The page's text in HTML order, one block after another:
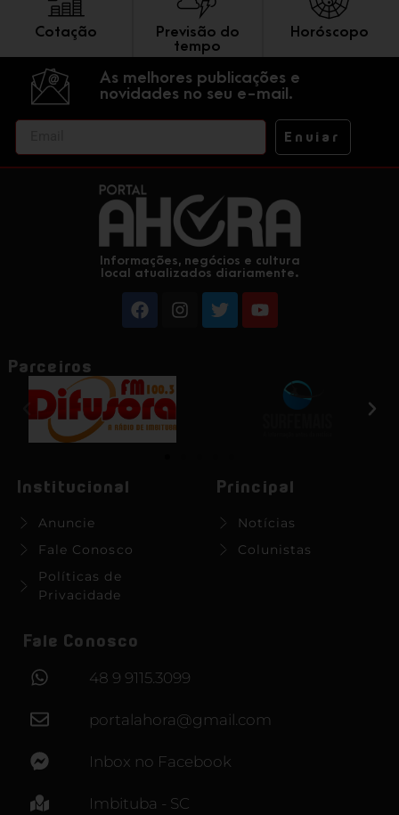
Cotação
Previsão do
tempo
Horóscopo
As melhores publicações e
novidades no seu e-mail.
Enviar
Informações, negócios e cultura
local atualizados diariamente.
Parceiros
Institucional
Anuncie
Fale Conosco
Políticas de
Privacidade
Principal
Notícias
Colunistas
Fale Conosco
48 9 9115.3099
portalahora@gmail.com
Inbox no Facebook
Imbituba - SC